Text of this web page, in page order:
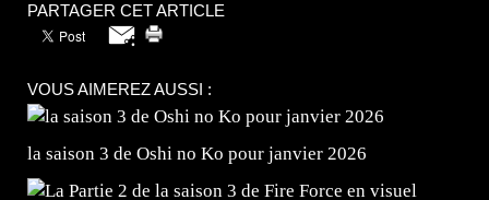
PARTAGER CET ARTICLE
VOUS AIMEREZ AUSSI :
la saison 3 de Oshi no Ko pour janvier 2026